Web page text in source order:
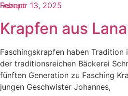
Rezept
Krapfen aus
Faschingskrapfen haben Tradition
der traditionsreichen Bäckerei
fünften Generation zu Fasching
jungen Geschwister Johannes,
Februar 13, 2025